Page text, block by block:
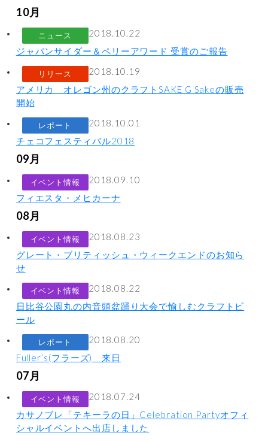
10月
2018.10.22
ニュース
ジャパンサイダー＆ペリーアワード 受賞のご報告
2018.10.19
リリース
アメリカ オレゴン州のクラフトSAKE G Sakeの販売
開始
2018.10.01
レポート
チェコフェスティバル2018
09月
2018.09.10
イベント情報
フィエスタ・メヒカーナ
08月
2018.08.23
イベント情報
グレート・ブリティッシュ・ウィークエンドのお知ら
せ
2018.08.22
イベント情報
日比谷公園丸の内音頭盆踊り大会で愉しむクラフトビ
ール
2018.08.20
レポート
Fuller’s(フラーズ) 来日
07月
2018.07.24
イベント情報
カサノブレ「テキーラの日」Celebration Partyオフィ
シャルイベントへ出店しました